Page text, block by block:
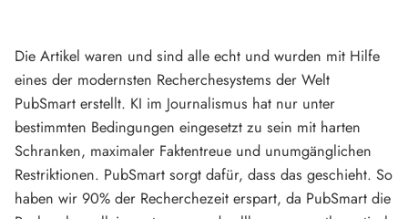
Die Artikel waren und sind alle echt und wurden mit Hilfe
eines der modernsten Recherchesystems der Welt
PubSmart erstellt. KI im Journalismus hat nur unter
bestimmten Bedingungen eingesetzt zu sein mit harten
Schranken, maximaler Faktentreue und unumgänglichen
Restriktionen. PubSmart sorgt dafür, dass das geschieht. So
haben wir 90% der Recherchezeit erspart, da PubSmart die